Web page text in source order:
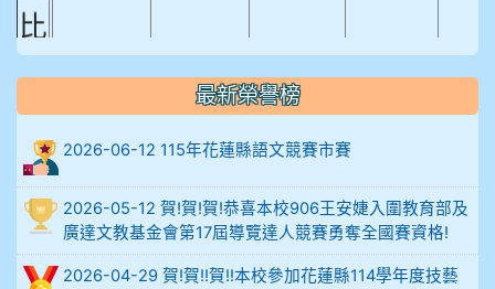
比
例
906陳兆宏 5A10+ 作文5
912余 嘉 5A10+
914謝佩臻 5A10+
902蘇奕愷
最新榮譽榜
2026-06-12 115年花蓮縣語文競賽市賽
2026-05-12 賀!賀!賀!恭喜本校906王安婕入圍教育部及
廣達文教基金會第17屆導覽達人競賽勇奪全國賽資格!
2026-04-29 賀!賀!!賀!!本校參加花蓮縣114學年度技藝